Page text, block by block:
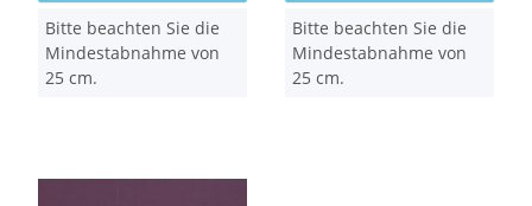
x
Bitte beachten Sie die
Mindestabnahme von
25 cm.
x
Bitte beachten Sie die
Mindestabnahme von
25 cm.